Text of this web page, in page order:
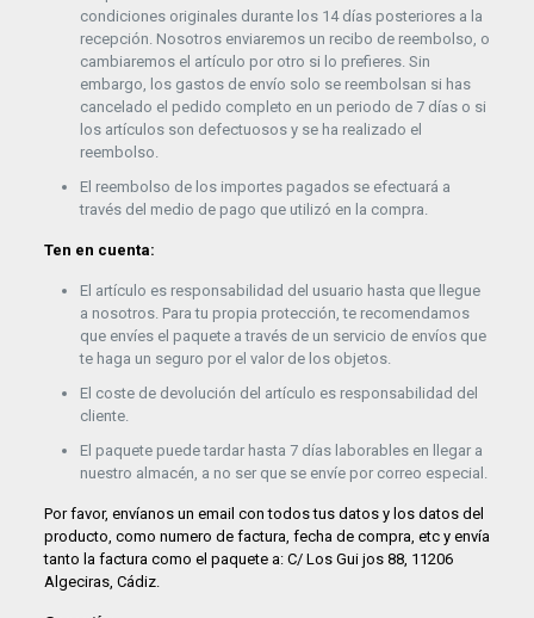
condiciones originales durante los 14 días posteriores a la
recepción. Nosotros enviaremos un recibo de reembolso, o
cambiaremos el artículo por otro si lo prefieres. Sin
embargo, los gastos de envío solo se reembolsan si has
cancelado el pedido completo en un periodo de 7 días o si
los artículos son defectuosos y se ha realizado el
reembolso.
El reembolso de los importes pagados se efectuará a
través del medio de pago que utilizó en la compra.
Ten en cuenta:
El artículo es responsabilidad del usuario hasta que llegue
a nosotros. Para tu propia protección, te recomendamos
que envíes el paquete a través de un servicio de envíos que
te haga un seguro por el valor de los objetos.
El coste de devolución del artículo es responsabilidad del
cliente.
El paquete puede tardar hasta 7 días laborables en llegar a
nuestro almacén, a no ser que se envíe por correo especial.
Por favor, envíanos un email con todos tus datos y los datos del
producto, como numero de factura, fecha de compra, etc y envía
tanto la factura como el paquete a: C/ Los Gui jos 88, 11206
Algeciras, Cádiz.